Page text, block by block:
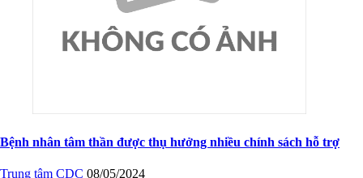
08/05/2024
Các chính sách được ban hành kịp thời đã đồng hành, sẻ chia khó
khăn, động viên người bệnh đang điều trị tại Bệnh viện Tâm thần Hà